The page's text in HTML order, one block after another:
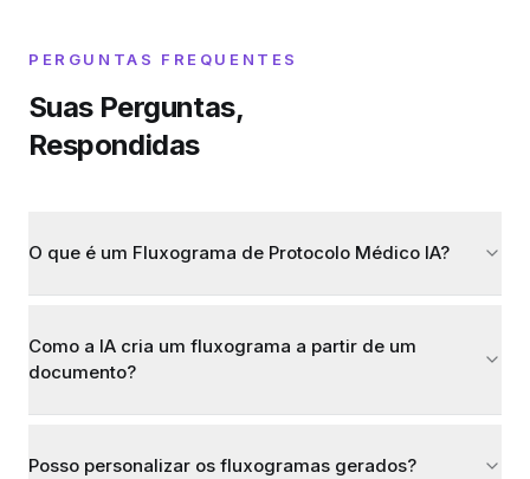
PERGUNTAS FREQUENTES
Suas Perguntas,
Respondidas
O que é um Fluxograma de Protocolo Médico IA?
Como a IA cria um fluxograma a partir de um
documento?
Posso personalizar os fluxogramas gerados?